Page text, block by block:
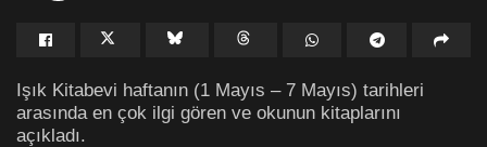
Işık Kitabevi haftanın (1 Mayıs – 7 Mayıs) tarihleri
arasında en çok ilgi gören ve okunun kitaplarını
açıkladı.